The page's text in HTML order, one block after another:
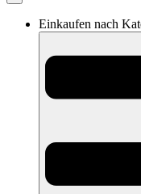
Einkaufen nach